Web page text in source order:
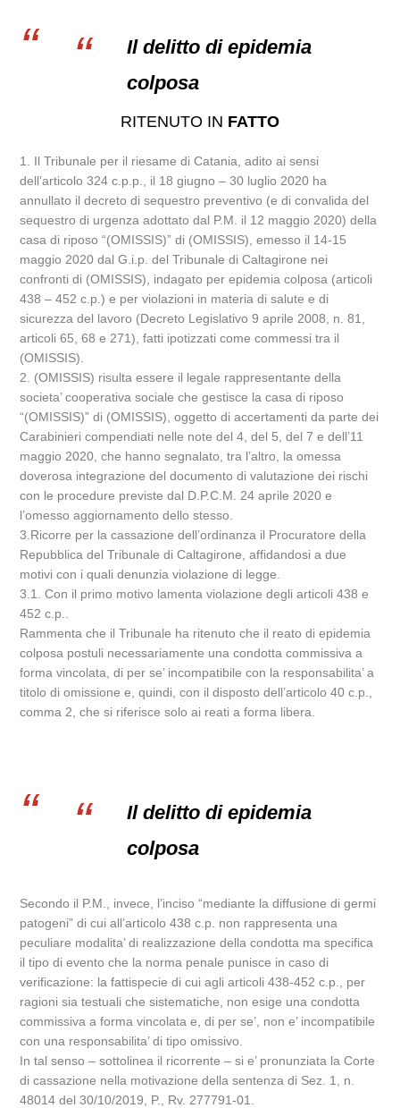
Il delitto di epidemia
colposa
RITENUTO IN FATTO
1. Il Tribunale per il riesame di Catania, adito ai sensi
dell’articolo 324 c.p.p., il 18 giugno – 30 luglio 2020 ha
annullato il decreto di sequestro preventivo (e di convalida del
sequestro di urgenza adottato dal P.M. il 12 maggio 2020) della
casa di riposo “(OMISSIS)” di (OMISSIS), emesso il 14-15
maggio 2020 dal G.i.p. del Tribunale di Caltagirone nei
confronti di (OMISSIS), indagato per epidemia colposa (articoli
438 – 452 c.p.) e per violazioni in materia di salute e di
sicurezza del lavoro (Decreto Legislativo 9 aprile 2008, n. 81,
articoli 65, 68 e 271), fatti ipotizzati come commessi tra il
(OMISSIS).
2. (OMISSIS) risulta essere il legale rappresentante della
societa’ cooperativa sociale che gestisce la casa di riposo
“(OMISSIS)” di (OMISSIS), oggetto di accertamenti da parte dei
Carabinieri compendiati nelle note del 4, del 5, del 7 e dell’11
maggio 2020, che hanno segnalato, tra l’altro, la omessa
doverosa integrazione del documento di valutazione dei rischi
con le procedure previste dal D.P.C.M. 24 aprile 2020 e
l’omesso aggiornamento dello stesso.
3.Ricorre per la cassazione dell’ordinanza il Procuratore della
Repubblica del Tribunale di Caltagirone, affidandosi a due
motivi con i quali denunzia violazione di legge.
3.1. Con il primo motivo lamenta violazione degli articoli 438 e
452 c.p..
Rammenta che il Tribunale ha ritenuto che il reato di epidemia
colposa postuli necessariamente una condotta commissiva a
forma vincolata, di per se’ incompatibile con la responsabilita’ a
titolo di omissione e, quindi, con il disposto dell’articolo 40 c.p.,
comma 2, che si riferisce solo ai reati a forma libera.
Il delitto di epidemia
colposa
Secondo il P.M., invece, l’inciso “mediante la diffusione di germi
patogeni” di cui all’articolo 438 c.p. non rappresenta una
peculiare modalita’ di realizzazione della condotta ma specifica
il tipo di evento che la norma penale punisce in caso di
verificazione: la fattispecie di cui agli articoli 438-452 c.p., per
ragioni sia testuali che sistematiche, non esige una condotta
commissiva a forma vincolata e, di per se’, non e’ incompatibile
con una responsabilita’ di tipo omissivo.
In tal senso – sottolinea il ricorrente – si e’ pronunziata la Corte
di cassazione nella motivazione della sentenza di Sez. 1, n.
48014 del 30/10/2019, P., Rv. 277791-01.